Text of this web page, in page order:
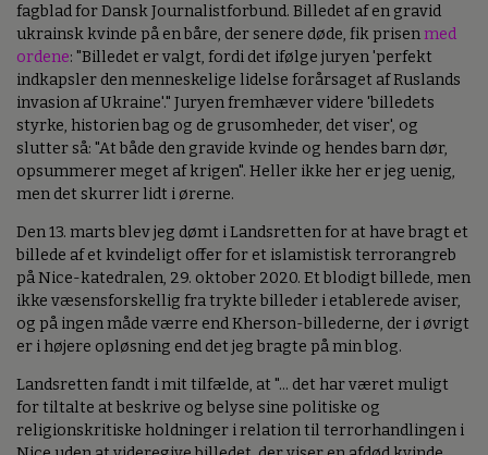
fagblad for Dansk Journalistforbund. Billedet af en gravid
ukrainsk kvinde på en båre, der senere døde, fik prisenmed
ordene: "Billedet er valgt, fordi det ifølge juryen 'perfekt
indkapsler den menneskelige lidelse forårsaget af Ruslands
invasion af Ukraine'." Juryen fremhæver videre 'billedets
styrke, historien bag og de grusomheder, det viser', og
slutter så: "At både den gravide kvinde og hendes barn dør,
opsummerer meget af krigen". Heller ikke her er jeg uenig,
men det skurrer lidt i ørerne.
Den 13. marts blev jeg dømt i Landsretten for at have bragt et
billede af et kvindeligt offer for et islamistisk terrorangreb
på Nice-katedralen, 29. oktober 2020. Et blodigt billede, men
ikke væsensforskellig fra trykte billeder i etablerede aviser,
og på ingen måde værre end Kherson-billederne, der i øvrigt
er i højere opløsning end det jeg bragte på min blog.
Landsretten fandt i mit tilfælde, at "... det har været muligt
for tiltalte at beskrive og belyse sine politiske og
religionskritiske holdninger i relation til terrorhandlingen i